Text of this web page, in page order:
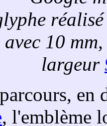
10
largeur
en
, l'emblème